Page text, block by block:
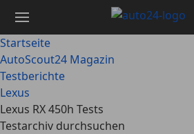
Hauptinhalt
springen
Startseite
AutoScout24 Magazin
Testberichte
Lexus
Lexus RX 450h Tests
Testarchiv durchsuchen